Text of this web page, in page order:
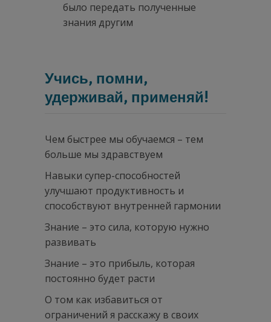
было передать полученные
знания другим
Учись, помни,
удерживай, применяй!
Чем быстрее мы обучаемся – тем
больше мы здравствуем
Навыки супер-способностей
улучшают продуктивность и
способствуют внутренней гармонии
Знание – это сила, которую нужно
развивать
Знание – это прибыль, которая
постоянно будет расти
О том как избавиться от
ограничений я расскажу в своих